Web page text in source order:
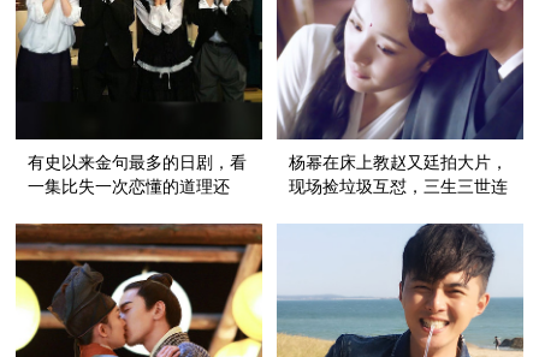
有史以来金句最多的日剧，看
一集比失一次恋懂的道理还
杨幂在床上教赵又廷拍大片，
现场捡垃圾互怼，三生三世连